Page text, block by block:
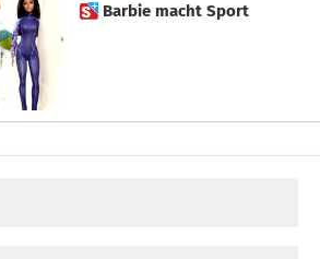
 Barbie macht Sport